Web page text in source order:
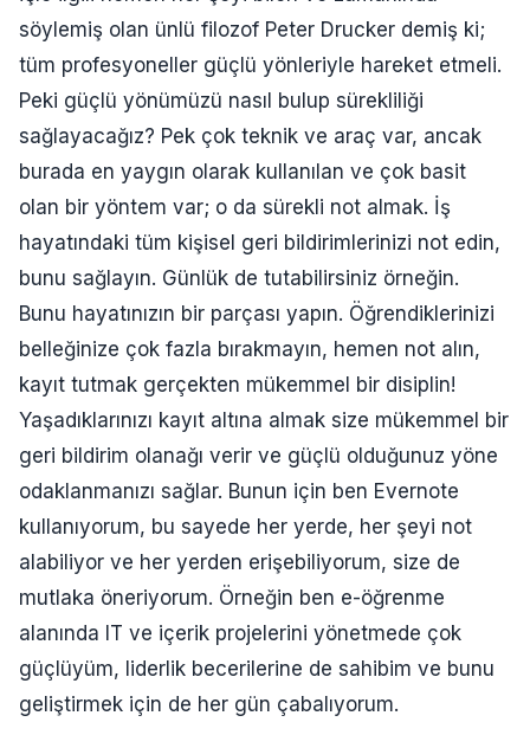
söylemiş olan ünlü filozof Peter Drucker demiş ki;
tüm profesyoneller güçlü yönleriyle hareket etmeli.
Peki güçlü yönümüzü nasıl bulup sürekliliği
sağlayacağız? Pek çok teknik ve araç var, ancak
burada en yaygın olarak kullanılan ve çok basit
olan bir yöntem var; o da sürekli not almak. İş
hayatındaki tüm kişisel geri bildirimlerinizi not edin,
bunu sağlayın. Günlük de tutabilirsiniz örneğin.
Bunu hayatınızın bir parçası yapın. Öğrendiklerinizi
belleğinize çok fazla bırakmayın, hemen not alın,
kayıt tutmak gerçekten mükemmel bir disiplin!
Yaşadıklarınızı kayıt altına almak size mükemmel bir
geri bildirim olanağı verir ve güçlü olduğunuz yöne
odaklanmanızı sağlar. Bunun için ben Evernote
kullanıyorum, bu sayede her yerde, her şeyi not
alabiliyor ve her yerden erişebiliyorum, size de
mutlaka öneriyorum. Örneğin ben e-öğrenme
alanında IT ve içerik projelerini yönetmede çok
güçlüyüm, liderlik becerilerine de sahibim ve bunu
geliştirmek için de her gün çabalıyorum.